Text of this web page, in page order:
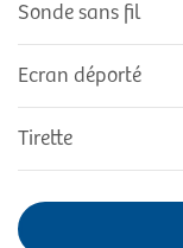
Sonde sans fil
Ecran déporté
Tirette